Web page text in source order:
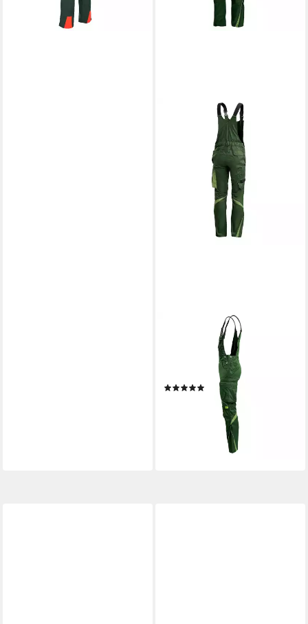
TMG INTERNATIONAL
Arbeitslatzhose Latzhose
Arbeitshose Cargohose
Kultworker Jetzt bis Gr. 82
UVP89,90 €
lieferbar - in 4-5 Werktagen bei dir